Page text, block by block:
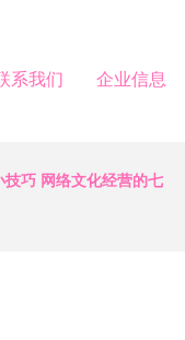
系我们 企业信息
技巧 网络文化经营的七